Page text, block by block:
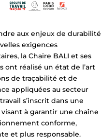
aux enjeux de durabilité
exigences
la Chaire BALI et ses
ont réalisé un état de l’art
de traçabilité et de
appliquées au secteur
s’inscrit dans une
à garantir une chaîne
conforme,
et plus responsable.